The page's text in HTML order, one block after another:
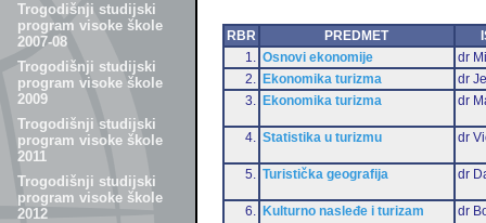
Trogodišnji studijski
program visoke škole
2007-08
Trogodišnji studijski
program visoke škole
2009
Trogodišnji studijski
program visoke škole
2011
Trogodišnji studijski
program visoke škole
2012
RBR PREDMET
1.
Osnovi ekonomije
dr
2.
Ekonomika turizma
dr
3.
Ekonomika turizma dr
4. Statistika u turizmu dr
5. Turistička geografija dr
6. Kulturno nasleđe i turizam dr